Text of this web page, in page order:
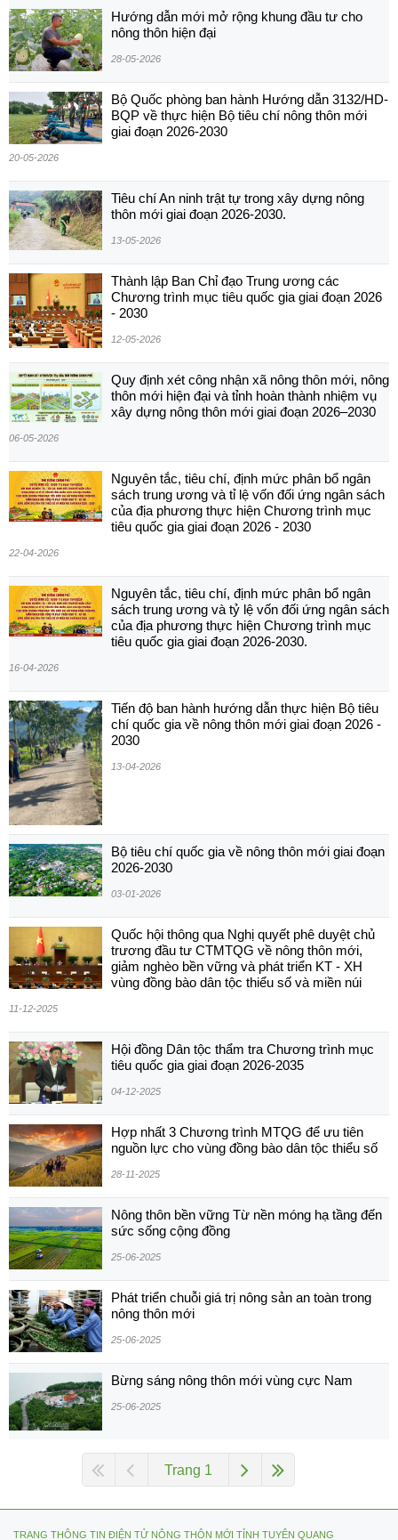
Hướng dẫn mới mở rộng khung đầu tư cho
nông thôn hiện đại
28-05-2026
Bộ Quốc phòng ban hành Hướng dẫn 3132/HD-
BQP về thực hiện Bộ tiêu chí nông thôn mới
giai đoạn 2026-2030
20-05-2026
Tiêu chí An ninh trật tự trong xây dựng nông
thôn mới giai đoạn 2026-2030.
13-05-2026
Thành lập Ban Chỉ đạo Trung ương các
Chương trình mục tiêu quốc gia giai đoạn 2026
- 2030
12-05-2026
Quy định xét công nhận xã nông thôn mới, nông
thôn mới hiện đại và tỉnh hoàn thành nhiệm vụ
xây dựng nông thôn mới giai đoạn 2026–2030
06-05-2026
Nguyên tắc, tiêu chí, định mức phân bổ ngân
sách trung ương và tỉ lệ vốn đối ứng ngân sách
của địa phương thực hiện Chương trình mục
tiêu quốc gia giai đoạn 2026 - 2030
22-04-2026
Nguyên tắc, tiêu chí, định mức phân bổ ngân
sách trung ương và tỷ lệ vốn đối ứng ngân sách
của địa phương thực hiện Chương trình mục
tiêu quốc gia giai đoạn 2026-2030.
16-04-2026
Tiến độ ban hành hướng dẫn thực hiện Bộ tiêu
chí quốc gia về nông thôn mới giai đoạn 2026 -
2030
13-04-2026
Bộ tiêu chí quốc gia về nông thôn mới giai đoạn
2026-2030
03-01-2026
Quốc hội thông qua Nghị quyết phê duyệt chủ
trương đầu tư CTMTQG về nông thôn mới,
giảm nghèo bền vững và phát triển KT - XH
vùng đồng bào dân tộc thiểu số và miền núi
11-12-2025
Hội đồng Dân tộc thẩm tra Chương trình mục
tiêu quốc gia giai đoạn 2026-2035
04-12-2025
Hợp nhất 3 Chương trình MTQG để ưu tiên
nguồn lực cho vùng đồng bào dân tộc thiểu số
28-11-2025
Nông thôn bền vững Từ nền móng hạ tầng đến
sức sống cộng đồng
25-06-2025
Phát triển chuỗi giá trị nông sản an toàn trong
nông thôn mới
25-06-2025
Bừng sáng nông thôn mới vùng cực Nam
25-06-2025
Trang 1
TRANG THÔNG TIN ĐIỆN TỬ NÔNG THÔN MỚI TỈNH TUYÊN QUANG